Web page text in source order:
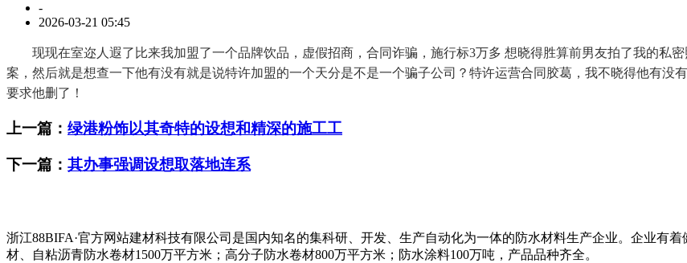
-
2026-03-21 05:45
现现在室迩人遐了比来我加盟了一个品牌饮品，虚假招商，合同诈骗，施行标3万多 想晓得胜算前男友拍了我的私
案，然后就是想查一下他有没有就是说特许加盟的一个天分是不是一个骗子公司？特许运营合同胶葛，我不晓得他有没
要求他删了！
上一篇： 绿港粉饰以其奇特的设想和精深的施工工
下一篇： 其办事强调设想取落地连系
浙江88BIFA·官方网站建材科技有限公司是国内知名的集科研、开发、生产自动化为一体的防水材料生产企业。企业有
材、自粘沥青防水卷材1500万平方米；高分子防水卷材800万平方米；防水涂料100万吨，产品品种齐全。